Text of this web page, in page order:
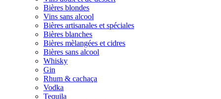
Bières blondes
Vins sans alcool
Bières artisanales et spéciales
Bières blanches
Bières mèlangées et cidres
Bières sans alcool
Whisky
Gin
Rhum & cachaça
Vodka
Tequila